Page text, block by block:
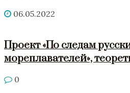
06.05.2022
Проект «По следам
мореплавателей»,
0